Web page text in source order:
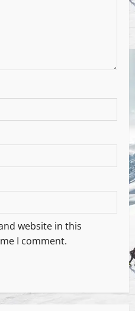
website in this
I comment.